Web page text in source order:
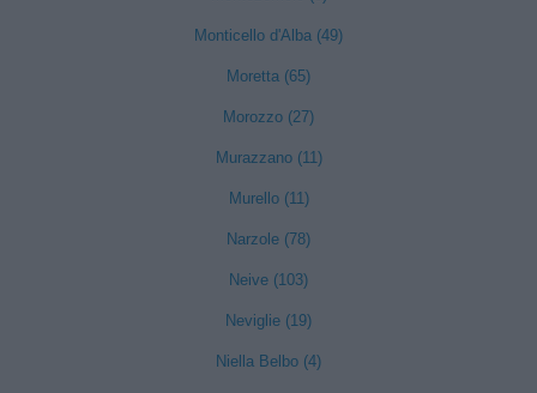
Monticello d'Alba (49)
Moretta (65)
Morozzo (27)
Murazzano (11)
Murello (11)
Narzole (78)
Neive (103)
Neviglie (19)
Niella Belbo (4)